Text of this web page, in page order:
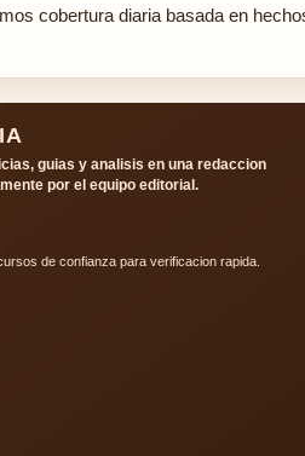
cobertura diaria basada en
guias y analisis en una redaccion
por el equipo editorial.
de confianza para verificacion rapida.